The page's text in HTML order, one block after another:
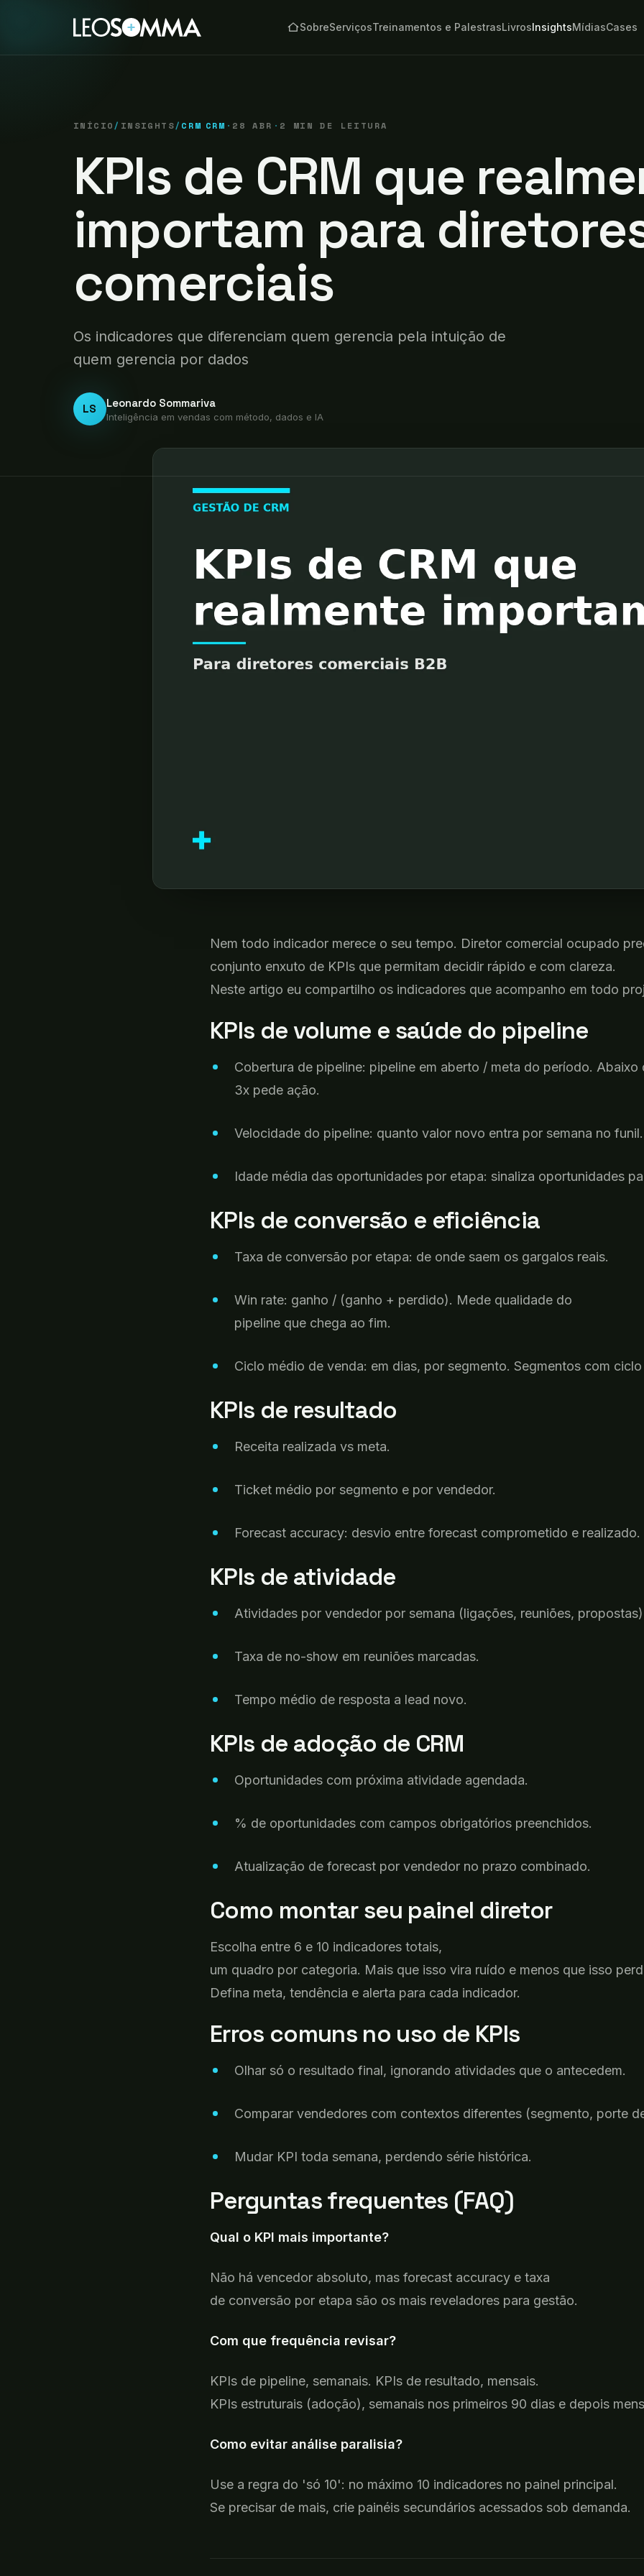
SobreServiçosTreinamentos e PalestrasLivrosInsightsMídiasCases
INÍCIO/ INSIGHTS/ CRM CRM · 28 ABR · 2 MIN DE LEITURA
KPIs de CRM que
importam para
comerciais
Os indicadores que diferenciam quem gerencia pela intuição de
quem gerencia por dados
LS Leonardo Sommariva
Inteligência em vendas com método, dados e IA
Nem todo indicador merece o seu tempo. Diretor comercial ocupado
conjunto enxuto de KPIs que permitam decidir rápido e com clareza.
Neste artigo eu compartilho os indicadores que acompanho em todo
KPIs de volume e saúde do pipeline
Cobertura de pipeline: pipeline em aberto / meta do período. Abaixo
3x pede ação.
Velocidade do pipeline: quanto valor novo entra por semana no funil.
Idade média das oportunidades por etapa: sinaliza oportunidades
KPIs de conversão e eficiência
Taxa de conversão por etapa: de onde saem os gargalos reais.
Win rate: ganho / (ganho + perdido). Mede qualidade do
pipeline que chega ao fim.
Ciclo médio de venda: em dias, por segmento. Segmentos com ciclo
KPIs de resultado
Receita realizada vs meta.
Ticket médio por segmento e por vendedor.
Forecast accuracy: desvio entre forecast comprometido e realizado.
KPIs de atividade
Atividades por vendedor por semana (ligações, reuniões, propostas
Taxa de no-show em reuniões marcadas.
Tempo médio de resposta a lead novo.
KPIs de adoção de CRM
Oportunidades com próxima atividade agendada.
% de oportunidades com campos obrigatórios preenchidos.
Atualização de forecast por vendedor no prazo combinado.
Como montar seu painel diretor
Escolha entre 6 e 10 indicadores totais,
um quadro por categoria. Mais que isso vira ruído e menos que isso
Defina meta, tendência e alerta para cada indicador.
Erros comuns no uso de KPIs
Olhar só o resultado final, ignorando atividades que o antecedem.
Comparar vendedores com contextos diferentes (segmento, porte
Mudar KPI toda semana, perdendo série histórica.
Perguntasfrequentes (FAQ)
Qual o KPI mais importante?
Não há vencedor absoluto, mas forecast accuracy e taxa
de conversão por etapa são os mais reveladores para gestão.
Com que frequência revisar?
KPIs de pipeline, semanais. KPIs de resultado, mensais.
KPIs estruturais (adoção), semanais nos primeiros 90 dias e depois
Como evitar análise paralisia?
Use a regra do 'só 10': no máximo 10 indicadores no painel principal.
Se precisar de mais, crie painéis secundários acessados sob demanda.